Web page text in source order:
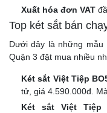
Xuất hóa đơn VAT
Top két sắt bán
Dưới đây là những mẫu
Quận 3 đặt mua nhiều
Két sắt Việt Tiệp
tử, giá 4.590.000đ.
Két sắt Việt Tiệp